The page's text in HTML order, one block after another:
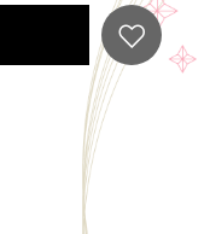
お椀やお皿など
トから追加注
。